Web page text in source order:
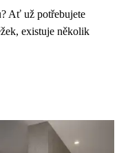
Ať už potřebujete
existuje několik